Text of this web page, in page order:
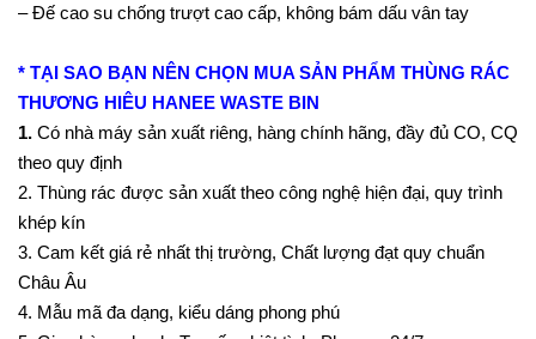
– Đế cao su chống trượt cao cấp, không bám dấu vân tay
* TẠI SAO BẠN NÊN CHỌN MUA SẢN PHẨM THÙNG RÁC
THƯƠNG HIÊU HANEE WASTE BIN
1. Có nhà máy sản xuất riêng, hàng chính hãng, đầy đủ CO, CQ
theo quy định
2. Thùng rác được sản xuất theo công nghệ hiện đại, quy trình
khép kín
3. Cam kết giá rẻ nhất thị trường, Chất lượng đạt quy chuẩn
Châu Âu
4. Mẫu mã đa dạng, kiểu dáng phong phú